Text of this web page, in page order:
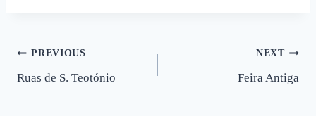
Post
navigation
PREVIOUS
Ruas de S. Teotónio
NEXT
Feira Antiga